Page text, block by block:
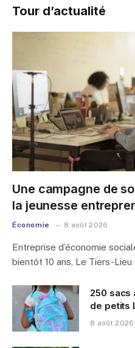
Tour d’actualité
Une campagne de
la jeunesse
Économie 8 août 2026
Entreprise d’économie
bientôt 10 ans, Le Tiers-
250 sacs
de petits
8 août 2026